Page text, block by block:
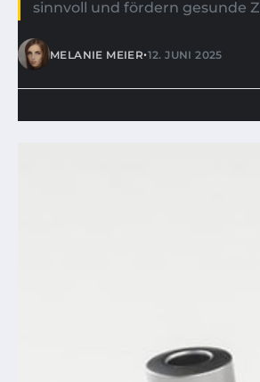
MELANIE MEIER•12. JUNI 2025